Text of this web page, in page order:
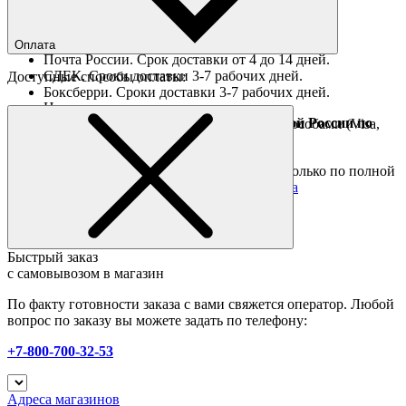
Ориентировочные сроки доставки по России
Почта России. Срок доставки от 4 до 14 дней.
СДЕК. Сроки доставки 3-7 рабочих дней.
Боксберри. Сроки доставки 3-7 рабочих дней.
Доставка за границу осуществляется Почтой России по
полной предоплате
Подробные условия
Оплата
Доступные способы оплаты:
Наличными при получении
Оплата он-лайн всеми популярными способами (Visa,
Mastercard и тд.)
Товары со скидкой отправляются по России только по полной
предоплате. Все подробности в разделе
оплата
Быстрый заказ
с самовывозом в магазин
По факту готовности заказа с вами свяжется оператор. Любой
вопрос по заказу вы можете задать по телефону:
+7-800-700-32-53
Адреса магазинов